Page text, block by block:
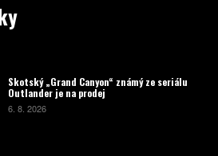
Skotský „Grand Canyon“ známý ze seriálu
Outlander je na prodej
6. 8. 2026